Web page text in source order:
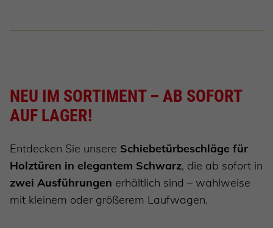
NEU IM SORTIMENT – AB SOFORT
AUF LAGER!
Entdecken Sie unsere Schiebetürbeschläge für
Holztüren in elegantem Schwarz, die ab sofort in
zwei Ausführungen erhältlich sind – wahlweise
mit kleinem oder größerem Laufwagen.